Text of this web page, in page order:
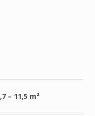
– 11,5 m²